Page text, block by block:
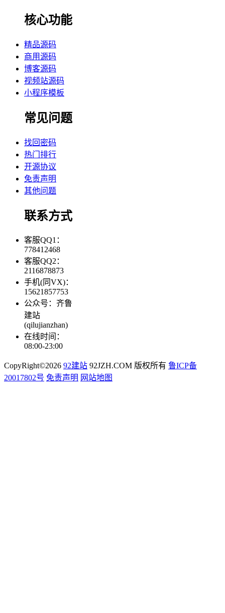
核心功能
精品源码
商用源码
博客源码
视频站源码
小程序模板
常见问题
找回密码
热门排行
开源协议
免责声明
其他问题
联系方式
客服QQ1：
778412468
客服QQ2：
2116878873
手机(同VX)：
15621857753
公众号：齐鲁
建站
(qilujianzhan)
在线时间：
08:00-23:00
CopyRight©2026 92建站 92JZH.COM 版权所有 鲁ICP备
20017802号 免责声明 网站地图